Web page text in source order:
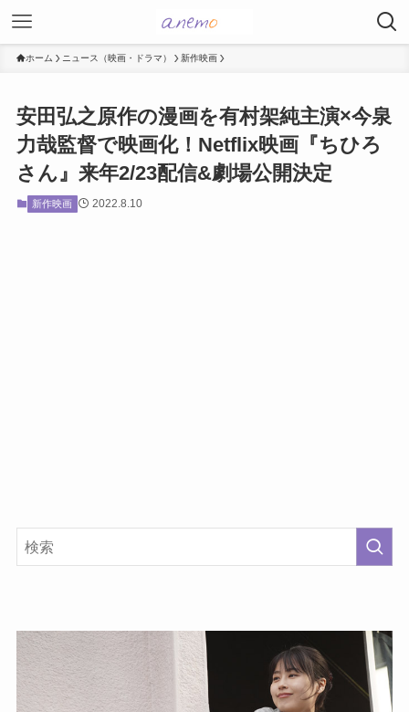
ホーム ニュース（映画・ドラマ） 新作映画
安田弘之原作の漫画を有村架純主演×今泉
力哉監督で映画化！Netflix映画『ちひろ
さん』来年2/23配信&劇場公開決定
新作映画 2022.8.10